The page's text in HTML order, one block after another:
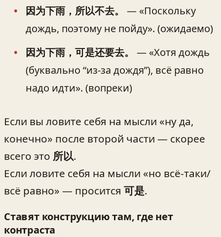
因为下雨，所以不去。
— «Поскольку
дождь, поэтому не пойду». (ожидаемо)
因为下雨，可是还要去。
— «Хотя дождь
(буквально “из-за дождя”), всё равно
надо идти». (вопреки)
Если вы ловите себя на мысли «ну да,
конечно» после второй части — скорее
всего это 所以.
Если ловите себя на мысли «но всё-таки/
всё равно» — просится 可是.
Ставят конструкцию там, где нет
контраста